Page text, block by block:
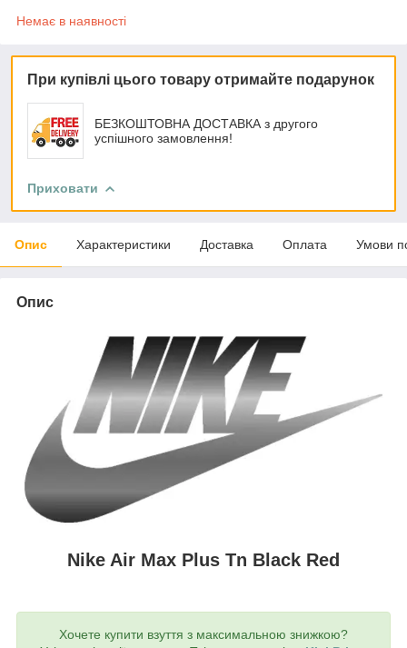
Немає в наявності
При купівлі цього товару отримайте подарунок
БЕЗКОШТОВНА ДОСТАВКА з другого
успішного замовлення!
Приховати
Опис Характеристики Доставка Оплата Умови
Опис
Nike Air Max Plus Tn Black Red
Хочете купити взуття з максимальною знижкою?